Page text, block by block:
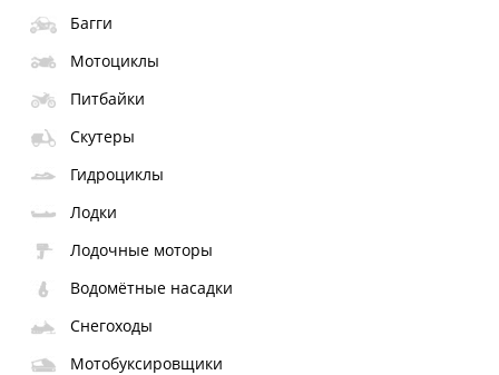
Багги
Мотоциклы
Питбайки
Скутеры
Гидроциклы
Лодки
Лодочные моторы
Водомётные насадки
Снегоходы
Мотобуксировщики